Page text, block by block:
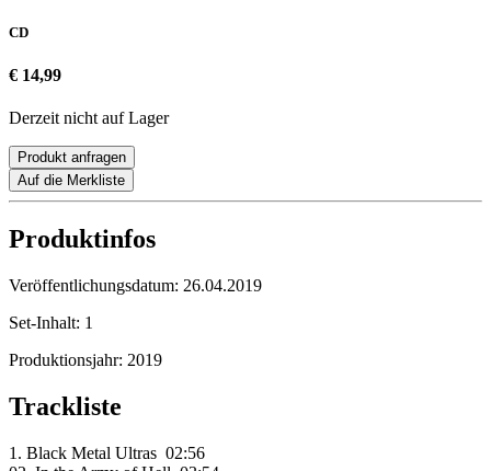
CD
€ 14,99
Derzeit nicht auf Lager
Produkt anfragen
Auf die Merkliste
Produktinfos
Veröffentlichungsdatum: 26.04.2019
Set-Inhalt: 1
Produktionsjahr: 2019
Trackliste
1. Black Metal Ultras 02:56